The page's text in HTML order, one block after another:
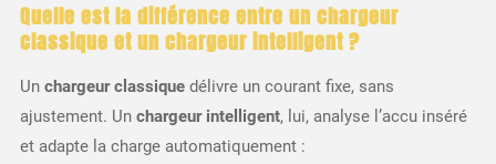
Quelle est la différence entre un chargeur
classique et un chargeur intelligent ?
Un chargeur classiquedélivre un courant fixe, sans
ajustement. Un chargeur intelligent, lui, analyse l’accu inséré
et adapte la charge automatiquement :